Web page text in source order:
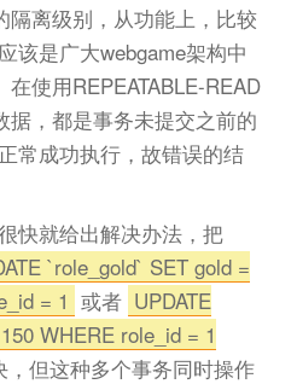
隔离级别，从功能上，比较
该是广大webgame架构中
使用REPEATABLE-READ
据，都是事务未提交之前的
常成功执行，故错误的结
快就给出解决办法，把
`role_gold` SET gold =
= 1 或者 UPDATE
WHERE role_id = 1
，但这种多个事务同时操作